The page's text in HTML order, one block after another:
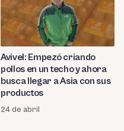
Avivel: Empezó criando
pollos en un techo y ahora
busca llegar a Asia con sus
productos
24 de abril